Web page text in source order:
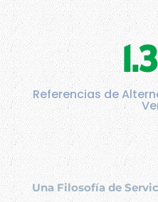
Referencias de
Una Filosofía de